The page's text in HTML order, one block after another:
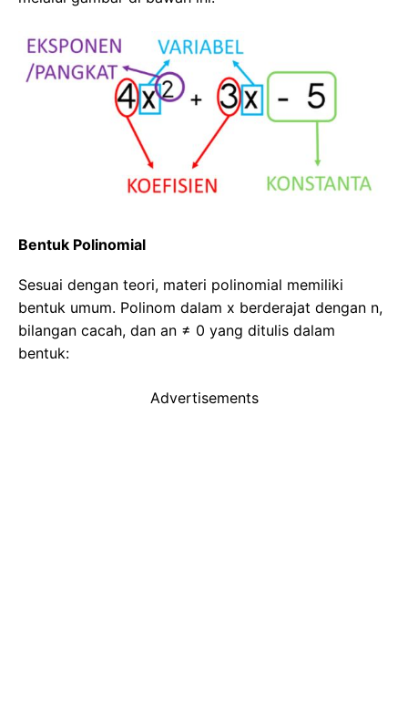
Bentuk Polinomial
Sesuai dengan teori, materi polinomial memiliki
bentuk umum. Polinom dalam x berderajat dengan n,
bilangan cacah, dan an ≠ 0 yang ditulis dalam
bentuk:
Advertisements